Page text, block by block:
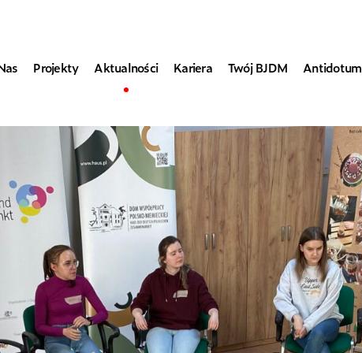
Projekty Aktualności Kariera Twój BJDM Antidotum